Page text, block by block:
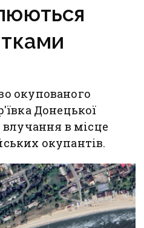
окупованого
Донецької
влучання в місце
окупантів.